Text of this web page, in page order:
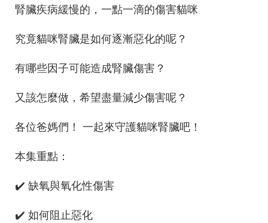
腎臟疾病緩慢的，一點一滴的傷害貓咪
究竟貓咪腎臟是如何逐漸惡化的呢？
有哪些因子可能造成腎臟傷害？
又該怎麼做，希望盡量減少傷害呢？
各位爸媽們！ 一起來守護貓咪腎臟吧！
本集重點：
✔️ 缺氧與氧化性傷害
✔️ 如何阻止惡化